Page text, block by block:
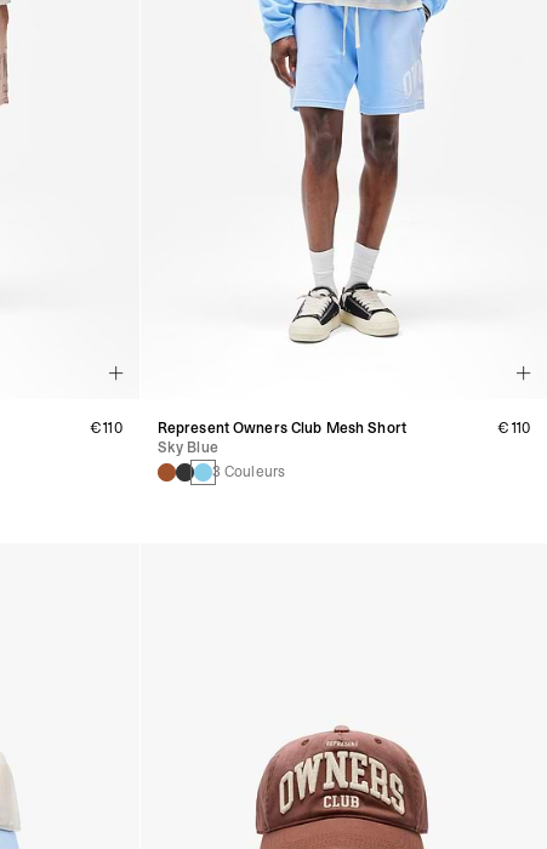
€110
Represent Owners Club Mesh Short
Sky Blue
3 Couleurs
€110